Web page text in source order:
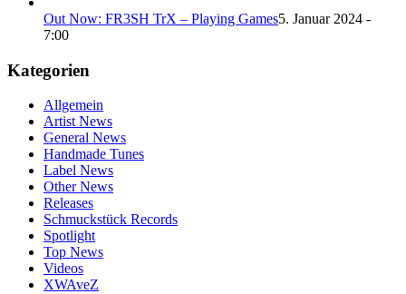
Out Now: FR3SH TrX – Playing Games5. Januar 2024 -
7:00
Kategorien
Allgemein
Artist News
General News
Handmade Tunes
Label News
Other News
Releases
Schmuckstück Records
Spotlight
Top News
Videos
XWAveZ